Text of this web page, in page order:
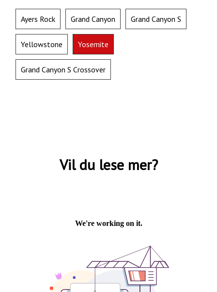
lang og 208 cm bred.
Om Hymer
Hymer er Norges mest solgte bobilmerke
campingvognprodusentene i Europa.
kvalitet og sitt gode design. Uansett
hvilken modell du velger vil du alltid finne
en gjennomtenkt innredning og en praktisk
Ayers Rock Grand Canyon Grand Canyon S
Yellowstone Yosemite
Grand Canyon S Crossover
Vil du lese mer?